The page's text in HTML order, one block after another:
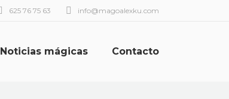
625 76 75 63 info@magoalexku.com
Noticias mágicas Contacto